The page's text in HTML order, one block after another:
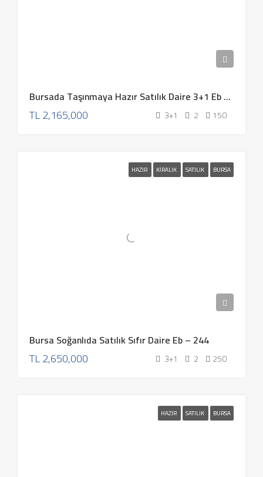
Bursada Taşınmaya Hazır Satılık Daire 3+1 Eb – 301
TL2,165,000 3+1 2 150
HAZIR KIRALIK SATILIK BURSA
Bursa Soğanlıda Satılık Sıfır Daire Eb – 244
TL2,650,000 3+1 2 250
HAZIR SATILIK BURSA